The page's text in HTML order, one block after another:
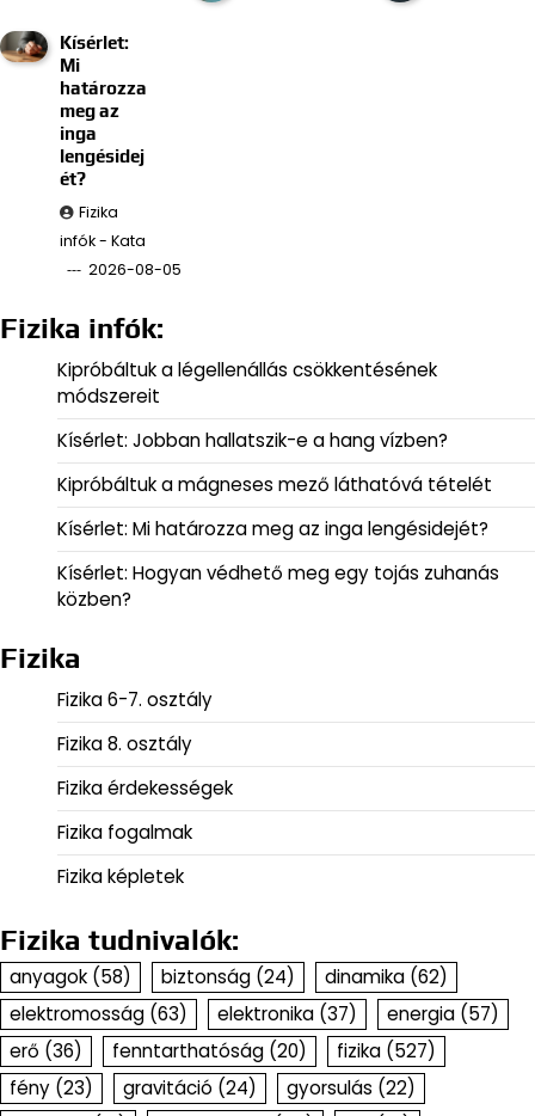
Kísérlet:
Mi
határozza
meg az
inga
lengésidej
ét?
Fizika
infók - Kata
2026-08-05
Fizika infók:
Kipróbáltuk a légellenállás csökkentésének
módszereit
Kísérlet: Jobban hallatszik-e a hang vízben?
Kipróbáltuk a mágneses mező láthatóvá tételét
Kísérlet: Mi határozza meg az inga lengésidejét?
Kísérlet: Hogyan védhető meg egy tojás zuhanás
közben?
Fizika
Fizika 6-7. osztály
Fizika 8. osztály
Fizika érdekességek
Fizika fogalmak
Fizika képletek
Fizika tudnivalók:
anyagok (58) biztonság (24) dinamika (62)
elektromosság (63) elektronika (37) energia (57)
erő (36) fenntarthatóság (20) fizika (527)
fény (23) gravitáció (24) gyorsulás (22)